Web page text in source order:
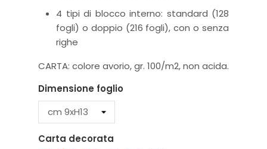
4 tipi di blocco interno: standard (128
fogli) o doppio (216 fogli), con o senza
righe
CARTA: colore avorio, gr. 100/m2, non acida.
Dimensione foglio
Carta decorata